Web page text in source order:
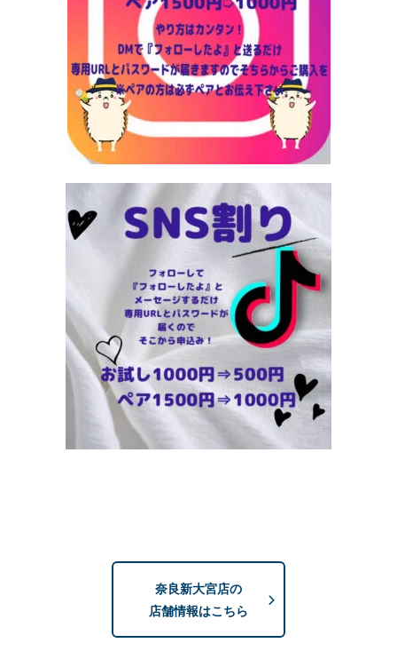
奈良新大宮店の
店舗情報はこちら